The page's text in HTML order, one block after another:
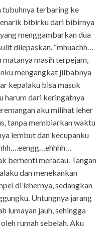
tubuhnya terbaring ke
bibirku dari bibirnya
menggambarkan dua
dilepaskan. “mhuachh…
matanya masih terpejam,
mengangkat jilbabnya
kepalaku bisa masuk
harum dari keringatnya
aku milihat leher
tanpa membiarkan waktu
lembut dan kecupanku
berhenti meracau. Tangan
dan menekankan
di lehernya, sedangkan
Untungnya jarang
lumayan jauh, sehingga
rumah sebelah. Aku